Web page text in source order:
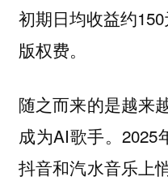
初期日均收益约
版权费。
随之而来的是越来
成为AI歌手。2025
抖音和汽水音乐上